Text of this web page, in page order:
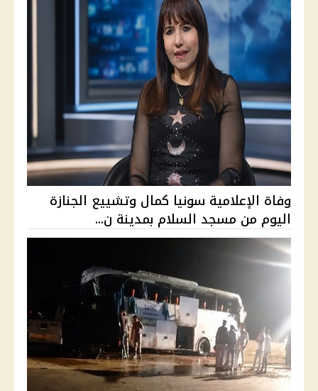
وفاة الإعلامية سونيا كمال وتشييع الجنازة
اليوم من مسجد السلام بمدينة ن...